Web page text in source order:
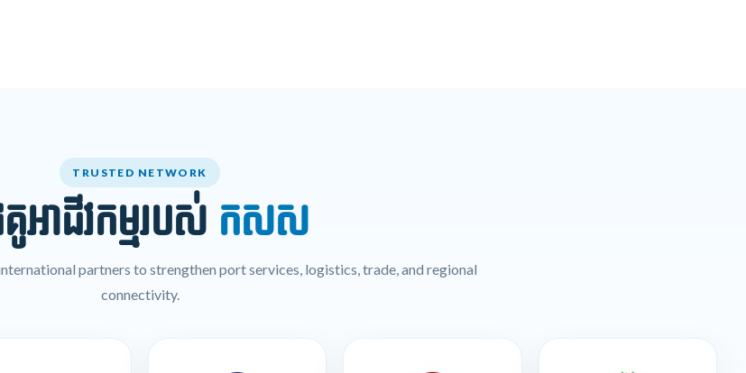
TRUSTED NETWORK
គូអាជីវកម្មរបស់ កសស
partners to strengthen port services, logistics, trade, and regional
connectivity.